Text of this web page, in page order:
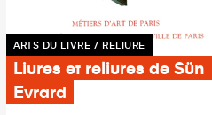
ARTS DU LIVRE / RELIURE
Liures et reliures de Sün
Evrard